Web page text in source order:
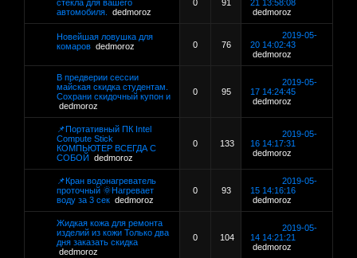
стекла для вашего
автомобиля.
dedmoroz
0 91
21 13:58:08
dedmoroz
Новейшая ловушка для
комаров dedmoroz 0 76
2019-05-
20 14:02:43
dedmoroz
В предверии сессии
майская скидка студентам.
Сохрани скидочный купон и
dedmoroz
0 95
2019-05-
17 14:24:45
dedmoroz
📌Портативный ПК Intel
Compute Stick
КОМПЬЮТЕР ВСЕГДА С
СОБОЙ dedmoroz
0 133
2019-05-
16 14:17:31
dedmoroz
📌Кран водонагреватель
проточный 🌞Нагревает
воду за 3 сек dedmoroz
0 93
2019-05-
15 14:16:16
dedmoroz
Жидкая кожа для ремонта
изделий из кожи Только два
дня заказать скидка
dedmoroz
0 104
2019-05-
14 14:21:21
dedmoroz